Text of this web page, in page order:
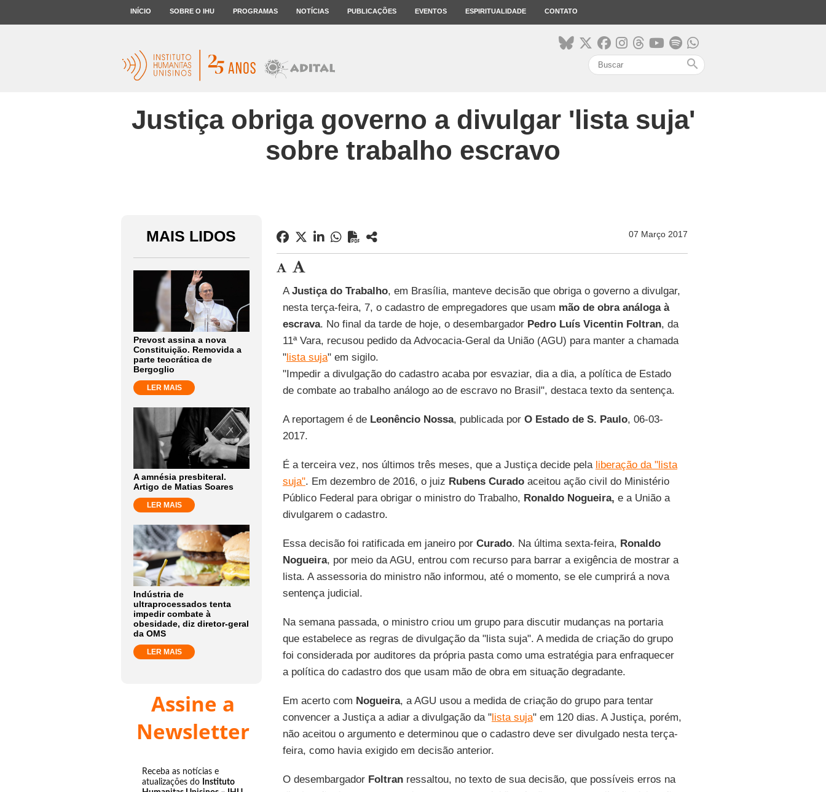
INÍCIO SOBRE O IHU PROGRAMAS NOTÍCIAS PUBLICAÇÕES EVENTOS ESPIRITUALIDADE CONTATO
search
Justiça obriga governo a divulgar 'lista suja'
sobre trabalho escravo
MAIS LIDOS
Prevost assina a nova
Constituição. Removida a
parte teocrática de
Bergoglio
LER MAIS
A amnésia presbiteral.
Artigo de Matias Soares
LER MAIS
Indústria de
ultraprocessados tenta
impedir combate à
obesidade, diz diretor-geral
da OMS
LER MAIS
Assine a
Newsletter
Receba as notícias e
atualizações do Instituto
07 Março 2017
AJustiça do Trabalho, em Brasília, manteve decisão que obriga o governo a divulgar,
nesta terça-feira, 7, o cadastro de empregadores que usam mão de obra análoga à
escrava. No final da tarde de hoje, o desembargador Pedro Luís Vicentin Foltran, da
11ª Vara, recusou pedido da Advocacia-Geral da União (AGU) para manter a chamada
"lista suja" em sigilo.
"Impedir a divulgação do cadastro acaba por esvaziar, dia a dia, a política de Estado
de combate ao trabalho análogo ao de escravo no Brasil", destaca texto da sentença.
A reportagem é de Leonêncio Nossa, publicada por O Estado de S. Paulo, 06-03-
2017.
É a terceira vez, nos últimos três meses, que a Justiça decide pela liberação da "lista
suja". Em dezembro de 2016, o juiz Rubens Curadoaceitou ação civil do Ministério
Público Federal para obrigar o ministro do Trabalho, Ronaldo Nogueira, e a União a
divulgarem o cadastro.
Essa decisão foi ratificada em janeiro por Curado. Na última sexta-feira, Ronaldo
Nogueira, por meio da AGU, entrou com recurso para barrar a exigência de mostrar a
lista. A assessoria do ministro não informou, até o momento, se ele cumprirá a nova
sentença judicial.
Na semana passada, o ministro criou um grupo para discutir mudanças na portaria
que estabelece as regras de divulgação da "lista suja". A medida de criação do grupo
foi considerada por auditores da própria pasta como uma estratégia para enfraquecer
a política do cadastro dos que usam mão de obra em situação degradante.
Em acerto com Nogueira, a AGU usou a medida de criação do grupo para tentar
convencer a Justiça a adiar a divulgação da "lista suja" em 120 dias. A Justiça, porém,
não aceitou o argumento e determinou que o cadastro deve ser divulgado nesta terça-
feira, como havia exigido em decisão anterior.
O desembargador Foltranressaltou, no texto de sua decisão, que possíveis erros na